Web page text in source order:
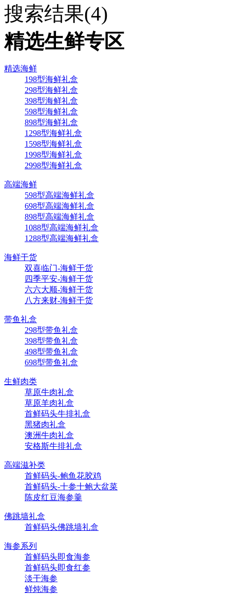
搜索结果(4)
精选生鲜专区
精选海鲜
198型海鲜礼盒
298型海鲜礼盒
398型海鲜礼盒
598型海鲜礼盒
898型海鲜礼盒
1298型海鲜礼盒
1598型海鲜礼盒
1998型海鲜礼盒
2998型海鲜礼盒
高端海鲜
598型高端海鲜礼盒
698型高端海鲜礼盒
898型高端海鲜礼盒
1088型高端海鲜礼盒
1288型高端海鲜礼盒
海鲜干货
双喜临门-海鲜干货
四季平安-海鲜干货
六六大顺-海鲜干货
八方来财-海鲜干货
带鱼礼盒
298型带鱼礼盒
398型带鱼礼盒
498型带鱼礼盒
698型带鱼礼盒
生鲜肉类
草原牛肉礼盒
草原羊肉礼盒
首鲜码头牛排礼盒
黑猪肉礼盒
澳洲牛肉礼盒
安格斯牛排礼盒
高端滋补类
首鲜码头-鲍鱼花胶鸡
首鲜码头-十参十鲍大盆菜
陈皮红豆海参羹
佛跳墙礼盒
首鲜码头佛跳墙礼盒
海参系列
首鲜码头即食海参
首鲜码头即食红参
淡干海参
鲜炖海参